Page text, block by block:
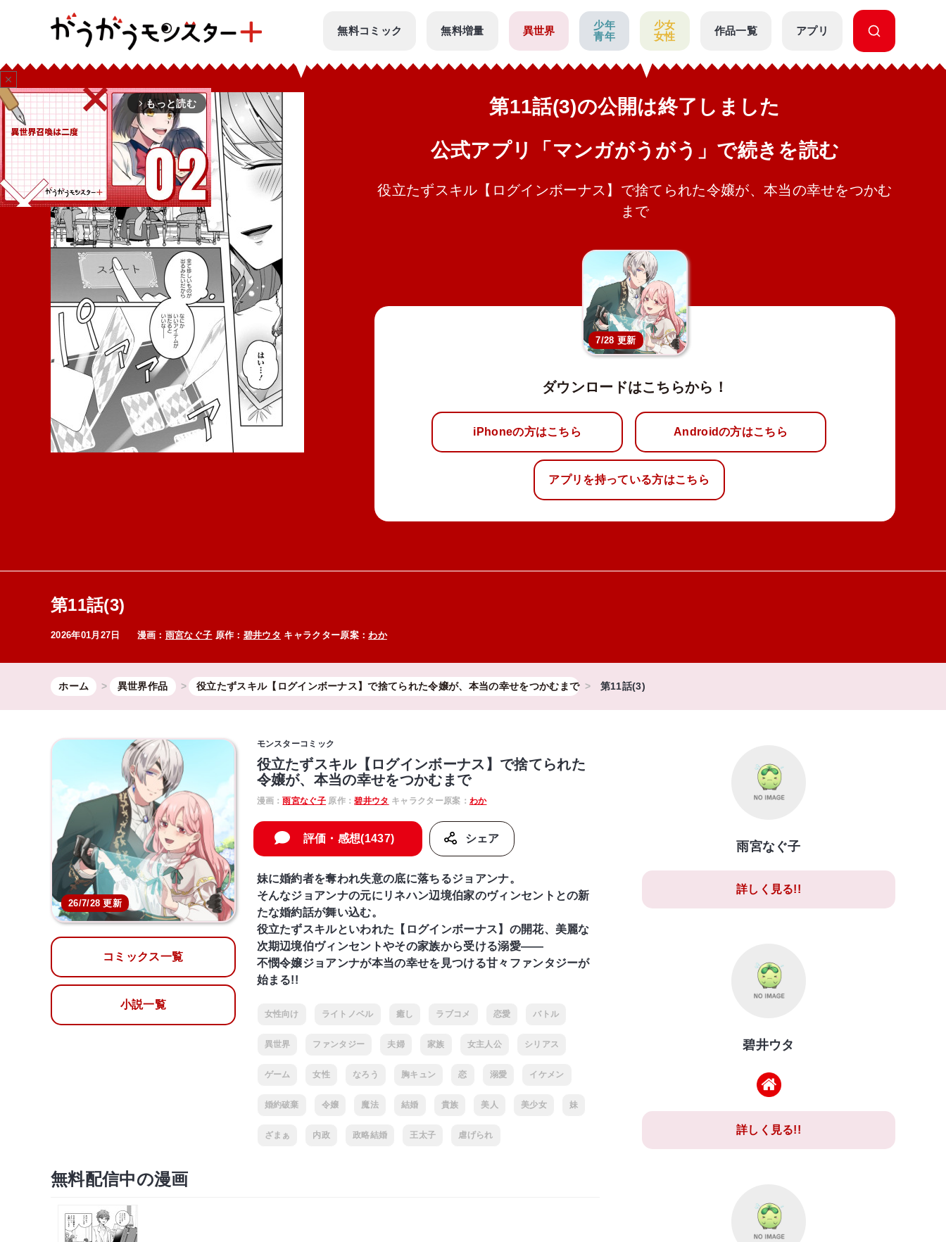
無料コミック 無料増量 異世界
少年
青年
少女
女性
作品一覧 アプリ
第11話(3)の公開は終了しました
公式アプリ「マンガがうがう」で続きを読む
役立たずスキル【ログインボーナス】で捨てられた令嬢が、本当の幸せをつかむ
まで
7/28 更新
ダウンロードはこちらから！
iPhoneの方はこちら Androidの方はこちら
アプリを持っている方はこちら
第11話(3)
2026年01月27日 漫画： 雨宮なぐ子 原作： 碧井ウタ キャラクター原案：わか
ホーム 異世界作品 役立たずスキル【ログインボーナス】で捨てられた令嬢が、本当の幸せをつかむまで 第11話(3)
26/7/28 更新
コミックス一覧
小説一覧
モンスターコミック
役立たずスキル【ログインボーナス】で捨てられた
令嬢が、本当の幸せをつかむまで
漫画：雨宮なぐ子 原作：碧井ウタ キャラクター原案： わか
評価・感想(1437) シェア
妹に婚約者を奪われ失意の底に落ちるジョアンナ。
そんなジョアンナの元にリネハン辺境伯家のヴィンセントとの新
たな婚約話が舞い込む。
役立たずスキルといわれた【ログインボーナス】の開花、美麗な
次期辺境伯ヴィンセントやその家族から受ける溺愛――
不憫令嬢ジョアンナが本当の幸せを見つける甘々ファンタジーが
始まる!!
女性向け ライトノベル 癒し ラブコメ 恋愛 バトル
異世界 ファンタジー 夫婦 家族 女主人公 シリアス
ゲーム 女性 なろう 胸キュン 恋 溺愛 イケメン
婚約破棄 令嬢 魔法 結婚 貴族 美人 美少女 妹
ざまぁ 内政 政略結婚 王太子 虐げられ
無料配信中の漫画
雨宮なぐ子
詳しく見る!!
碧井ウタ
詳しく見る!!
close
arrow_forward_ios もっと読む
Mute